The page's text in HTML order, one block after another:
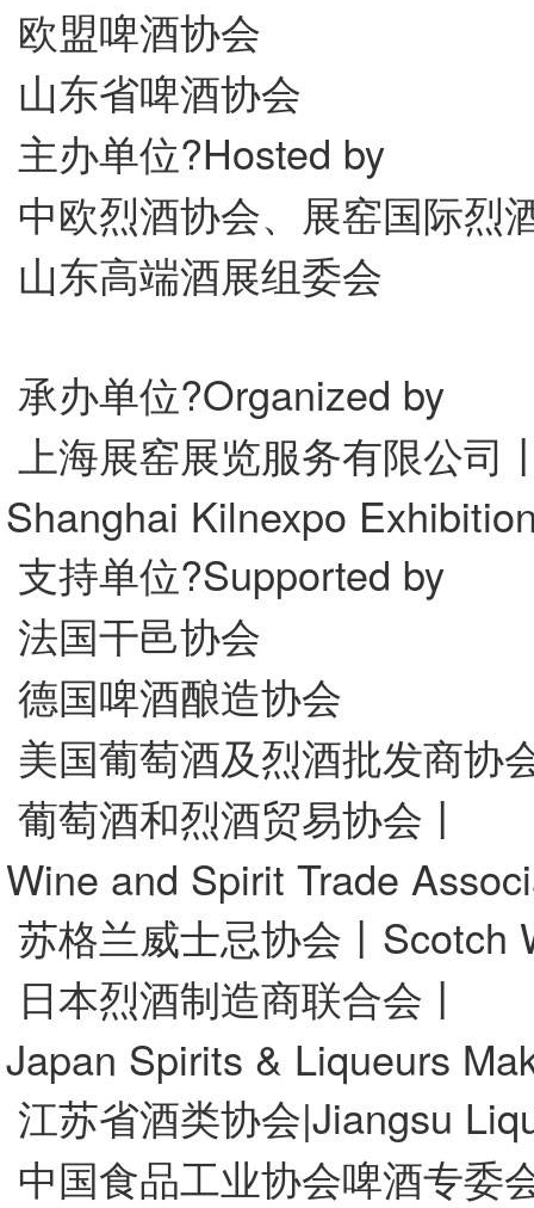
欧盟啤酒协会
山东省啤酒协会
主办单位?Hosted by
中欧烈酒协会、展窑国际烈
山东高端酒展组委会
承办单位?Organized by
上海展窑展览服务有限公司
Shanghai Kilnexpo
支持单位?Supported by
法国干邑协会
德国啤酒酿造协会
美国葡萄酒及烈酒批发商协
葡萄酒和烈酒贸易协会丨
Wine and Spirit Trade
苏格兰威士忌协会丨Scotch
日本烈酒制造商联合会丨
Japan Spirits & Liqueurs
江苏省酒类协会|Jiangsu
中国食品工业协会啤酒专委